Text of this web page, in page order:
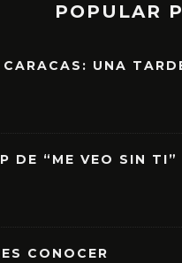
POPULAR
UNA
DE “ME VEO SIN TI”
CONOCER